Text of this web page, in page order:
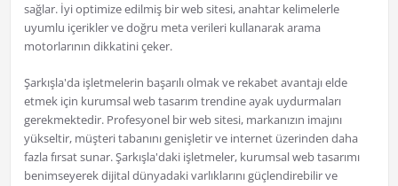
sağlar. İyi optimize edilmiş bir web sitesi, anahtar kelimelerle
uyumlu içerikler ve doğru meta verileri kullanarak arama
motorlarının dikkatini çeker.
Şarkışla'da işletmelerin başarılı olmak ve rekabet avantajı elde
etmek için kurumsal web tasarım trendine ayak uydurmaları
gerekmektedir. Profesyonel bir web sitesi, markanızın imajını
yükseltir, müşteri tabanını genişletir ve internet üzerinden daha
fazla fırsat sunar. Şarkışla'daki işletmeler, kurumsal web tasarımı
benimseyerek dijital dünyadaki varlıklarını güçlendirebilir ve